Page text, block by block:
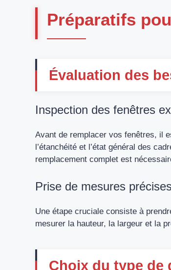
Préparatifs
Évaluation des
Inspection des fenêtres
Avant de remplacer vos fenêtres, il
l’étanchéité et l’état général des
remplacement complet est
Prise de mesures précises
Une étape cruciale consiste à
mesurer la hauteur, la largeur et la
Choix du type de